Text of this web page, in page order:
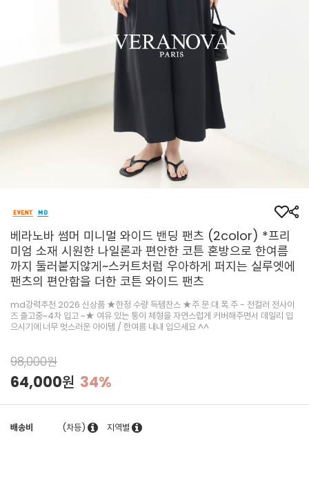
베라노바 썸머 미니멀 와이드 밴딩 팬츠 (2color) *프리
미엄 소재 시원한 나일론과 편안한 코튼 혼방으로 한여름
까지 둘러붙지않게~스커트처럼 우아하게 퍼지는 실루엣에
팬츠의 편안함을 더한 코튼 와이드 팬츠
md강력추천 2026 신상품 ★한정 수량 득템찬스 ★주.문.대.폭.주 - 전컬러 전사이
즈 출고중~4차 입고 ~★ 여유 있는 통이 체형을 자연스럽게 커버해주면서 데일리 입
으시기에 너무 멋스러운 아이템 / 한여름 내내 입으세요 ^^
98,000원
64,000원 34%
배송비 (차등) 지역별